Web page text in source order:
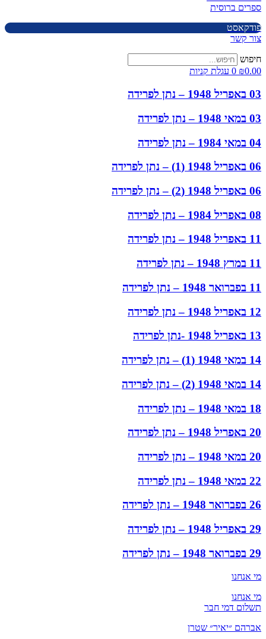
ספרים ברוסית
פודקאסט
צור קשר
חיפוש
₪0.00
0 עגלת קניות
03 באפריל 1948 – נתן לפרידה
03 במאי 1948 – נתן לפרידה
04 במאי 1984 – נתן לפרידה
06 באפריל 1948 (1) – נתן לפרידה
06 באפריל 1948 (2) – נתן לפרידה
08 באפריל 1984 – נתן לפרידה
11 באפריל 1948 – נתן לפרידה
11 במרץ 1948 – נתן לפרידה
11 בפברואר 1948 – נתן לפרידה
12 באפריל 1948 – נתן לפרידה
13 באפריל 1948 -נתן לפרידה
14 במאי 1948 (1) – נתן לפרידה
14 במאי 1948 (2) – נתן לפרידה
18 במאי 1948 – נתן לפרידה
20 באפריל 1948 – נתן לפרידה
20 במאי 1948 – נתן לפרידה
22 במאי 1948 – נתן לפרידה
26 בפברואר 1948 – נתן לפרידה
29 באפריל 1948 – נתן לפרידה
29 בפברואר 1948 – נתן לפרידה
מי אנחנו
מי אנחנו
תשלום דמי חבר
אברהם ״יאיר״ שטרן